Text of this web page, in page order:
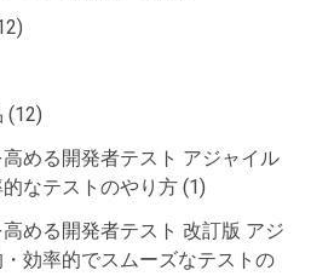
(12)
める開発者テスト アジャイル
なテストのやり方 (1)
める開発者テスト 改訂版 アジ
効率的でスムーズなテストの